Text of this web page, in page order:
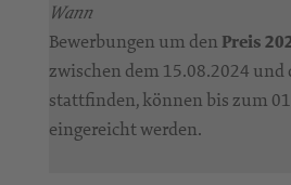
Wann
Bewerbungen um denPreis
zwischen dem 15.08.2024 und
stattfinden, können bis zum
eingereicht werden.